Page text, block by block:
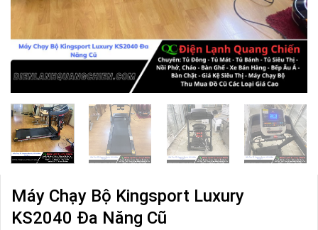
Máy Chạy Bộ Kingsport Luxury
KS2040 Đa Năng Cũ